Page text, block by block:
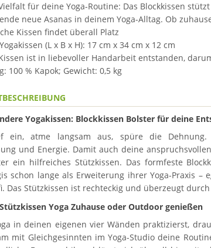
für deine Yoga-Routine: Das Blockkissen
neue Asanas in deinem Yoga-Alltag. Ob
Kissen findet überall Platz
(L x B x H): 17 cm x 34 cm x 12 cm
ist in liebevoller Handarbeit entstanden,
100 % Kapok; Gewicht: 0,5 kg
Yogakissen: Blockkissen Bolster für deine
ein, atme langsam aus, spüre die Dehnung.
und Energie. Damit auch deine
ein hilfreiches Stützkissen. Das formfeste
schon lange als Erweiterung ihrer Yoga-Praxis –
Das Stützkissen ist rechteckig und überzeugt
Yoga Zuhause oder Outdoor genießen
in deinen eigenen vier Wänden praktizierst,
mit Gleichgesinnten im Yoga-Studio deine